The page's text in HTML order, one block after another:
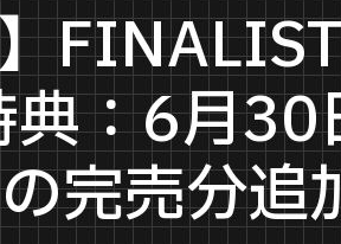
：6月
完売分追